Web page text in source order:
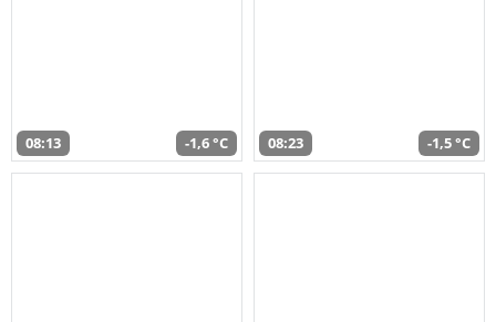
08:13 -1,6 °C 08:23 -1,5 °C